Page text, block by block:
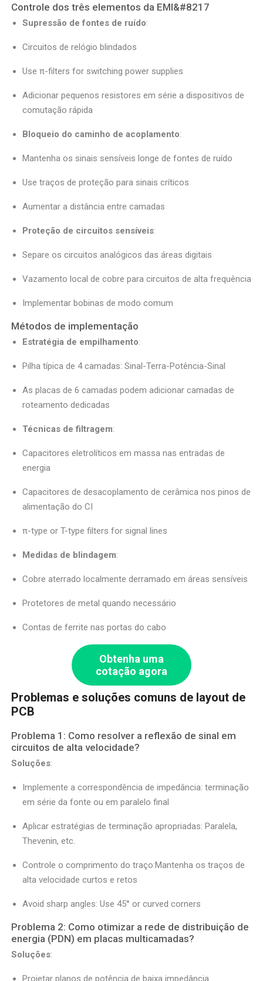
Controle dos três elementos da EMI&#8217
Supressão de fontes de ruído:
Circuitos de relógio blindados
Use π-filters for switching power supplies
Adicionar pequenos resistores em série a dispositivos de
comutação rápida
Bloqueio do caminho de acoplamento:
Mantenha os sinais sensíveis longe de fontes de ruído
Use traços de proteção para sinais críticos
Aumentar a distância entre camadas
Proteção de circuitos sensíveis:
Separe os circuitos analógicos das áreas digitais
Vazamento local de cobre para circuitos de alta frequência
Implementar bobinas de modo comum
Métodos de implementação
Estratégia de empilhamento:
Pilha típica de 4 camadas: Sinal-Terra-Potência-Sinal
As placas de 6 camadas podem adicionar camadas de
roteamento dedicadas
Técnicas de filtragem:
Capacitores eletrolíticos em massa nas entradas de
energia
Capacitores de desacoplamento de cerâmica nos pinos de
alimentação do CI
π-type or T-type filters for signal lines
Medidas de blindagem:
Cobre aterrado localmente derramado em áreas sensíveis
Protetores de metal quando necessário
Contas de ferrite nas portas do cabo
Obtenha uma
cotação agora
Problemas e soluções comuns de layout de
PCB
Problema 1: Como resolver a reflexão de sinal em
circuitos de alta velocidade?
Soluções:
Implemente a correspondência de impedância: terminação
em série da fonte ou em paralelo final
Aplicar estratégias de terminação apropriadas: Paralela,
Thevenin, etc.
Controle o comprimento do traço:Mantenha os traços de
alta velocidade curtos e retos
Avoid sharp angles: Use 45° or curved corners
Problema 2: Como otimizar a rede de distribuição de
energia (PDN) em placas multicamadas?
Soluções:
Projetar planos de potência de baixa impedância